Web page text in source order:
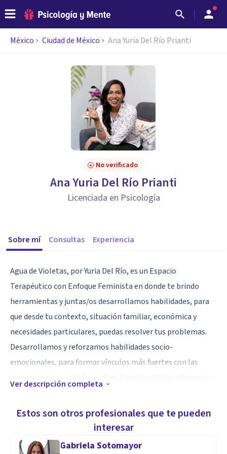
México Ciudad de México Ana Yuria Del Río Prianti
No verificado
Ana Yuria Del Río Prianti
Licenciada en Psicología
Sobre mí Consultas Experiencia
Agua de Violetas, por Yuria Del Río, es un Espacio
Terapéutico con Enfoque Feminista en donde te brindo
herramientas y juntas/os desarrollamos habilidades, para
que desde tu contexto, situación familiar, económica y
necesidades particulares, puedas resolver tus problemas.
Desarrollamos y reforzamos habilidades socio-
emocionales, para formar vínculos más fuertes con las
(memoria celular) y terapias alternativas como la Terapia
Floral (diferentes sistemas florales) con el fin de cambiar
actitudes y conductas.
Ver descripción completa
Estos son otros profesionales que te pueden
interesar
Gabriela Sotomayor